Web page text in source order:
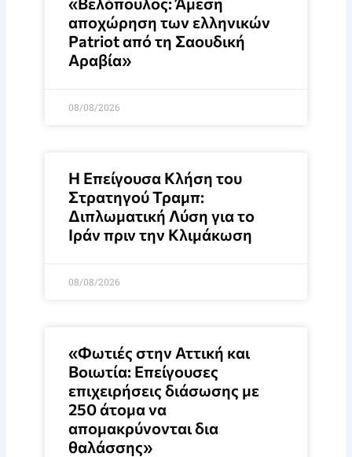
αποχώρηση των ελληνικών
Patriot από τη Σαουδική
Αραβία»
08/08/2026
Η Επείγουσα Κλήση του
Στρατηγού Τραμπ:
Διπλωματική Λύση για το
Ιράν πριν την Κλιμάκωση
08/08/2026
«Φωτιές στην Αττική και
Βοιωτία: Επείγουσες
επιχειρήσεις διάσωσης με
250 άτομα να
απομακρύνονται δια
θαλάσσης»